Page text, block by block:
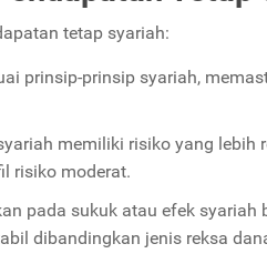
tetap syariah:
prinsip-prinsip syariah,
memiliki risiko yang lebih
risiko moderat.
pada sukuk atau efek syariah
dibandingkan jenis reksa